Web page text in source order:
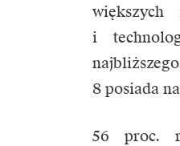
większych
i
8 posiada
56 proc.